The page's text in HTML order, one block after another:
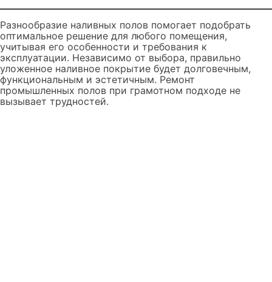
Разнообразие наливных полов помогает подобрать
оптимальное решение для любого помещения,
учитывая его особенности и требования к
эксплуатации. Независимо от выбора, правильно
уложенное наливное покрытие будет долговечным,
функциональным и эстетичным. Ремонт
промышленных полов при грамотном подходе не
вызывает трудностей.